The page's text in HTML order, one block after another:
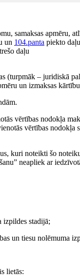
samaksas apmēru,
un 104.panta piekto daļu
trešo daļu
(turpmāk – juridiskā
un izmaksas
vērtības nodokļa
vērtības
kuri noteikti šo
neapliek ar
izpildes stadijā;
un tiesu nolēmuma
lietās: